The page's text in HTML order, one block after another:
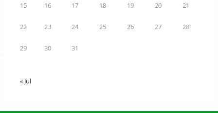
15 16 17 18 19 20 21
22 23 24 25 26 27 28
29 30 31
« Jul